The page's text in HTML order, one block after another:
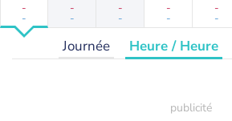
-
-
-
-
-
-
-
-
-
-
Journée Heure / Heure